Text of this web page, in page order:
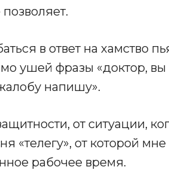
в ответ на хамство
ушей фразы «доктор,
напишу».
от ситуации,
«телегу», от которой
рабочее время.